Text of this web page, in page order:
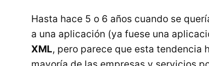
Hasta hace 5 o 6 años cuando se
a una aplicación (ya fuese una
XML, pero parece que esta tendencia